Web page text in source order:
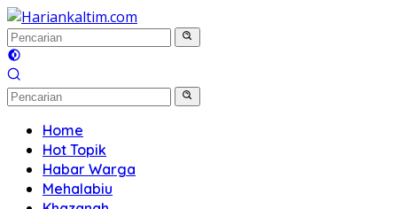
Langsung
ke
konten
Home
Hot Topik
Habar Warga
Mehalabiu